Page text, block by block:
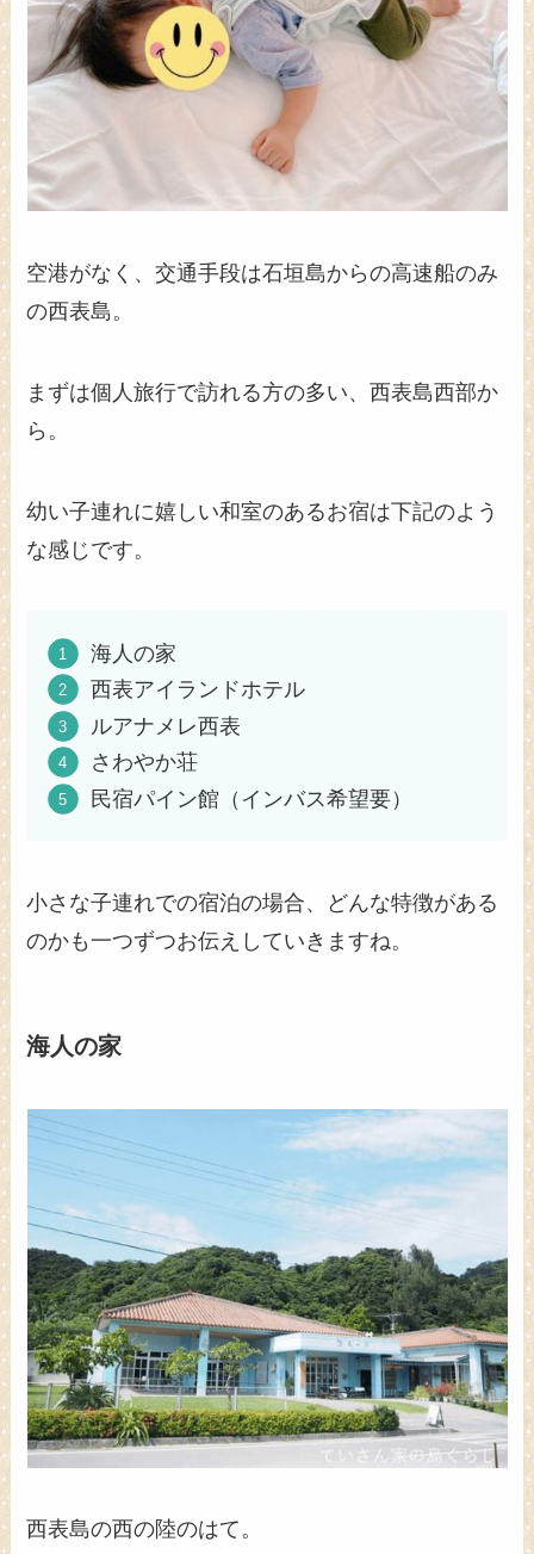
空港がなく、交通手段は石垣島からの高速船のみ
の西表島。
まずは個人旅行で訪れる方の多い、西表島西部か
ら。
幼い子連れに嬉しい和室のあるお宿は下記のよう
な感じです。
海人の家
西表アイランドホテル
ルアナメレ西表
さわやか荘
民宿パイン館（インバス希望要）
小さな子連れでの宿泊の場合、どんな特徴がある
のかも一つずつお伝えしていきますね。
海人の家
西表島の西の陸のはて。